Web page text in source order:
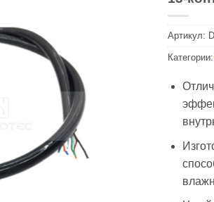
Артикул:
Категории: